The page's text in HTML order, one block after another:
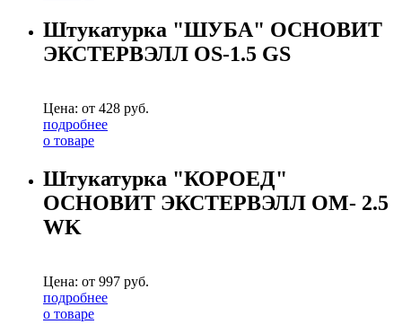
Штукатурка "ШУБА" ОСНОВИТ
ЭКСТЕРВЭЛЛ OS-1.5 GS
Цена: от 428 руб.
подробнее
о товаре
Штукатурка "КОРОЕД"
ОСНОВИТ ЭКСТЕРВЭЛЛ OM- 2.5
WK
Цена: от 997 руб.
подробнее
о товаре